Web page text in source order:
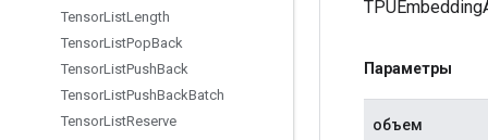
TensorListLength
TensorListPopBack
TensorListPushBack
TensorListPushBackBatch
TensorListReserve
Параметры
объем